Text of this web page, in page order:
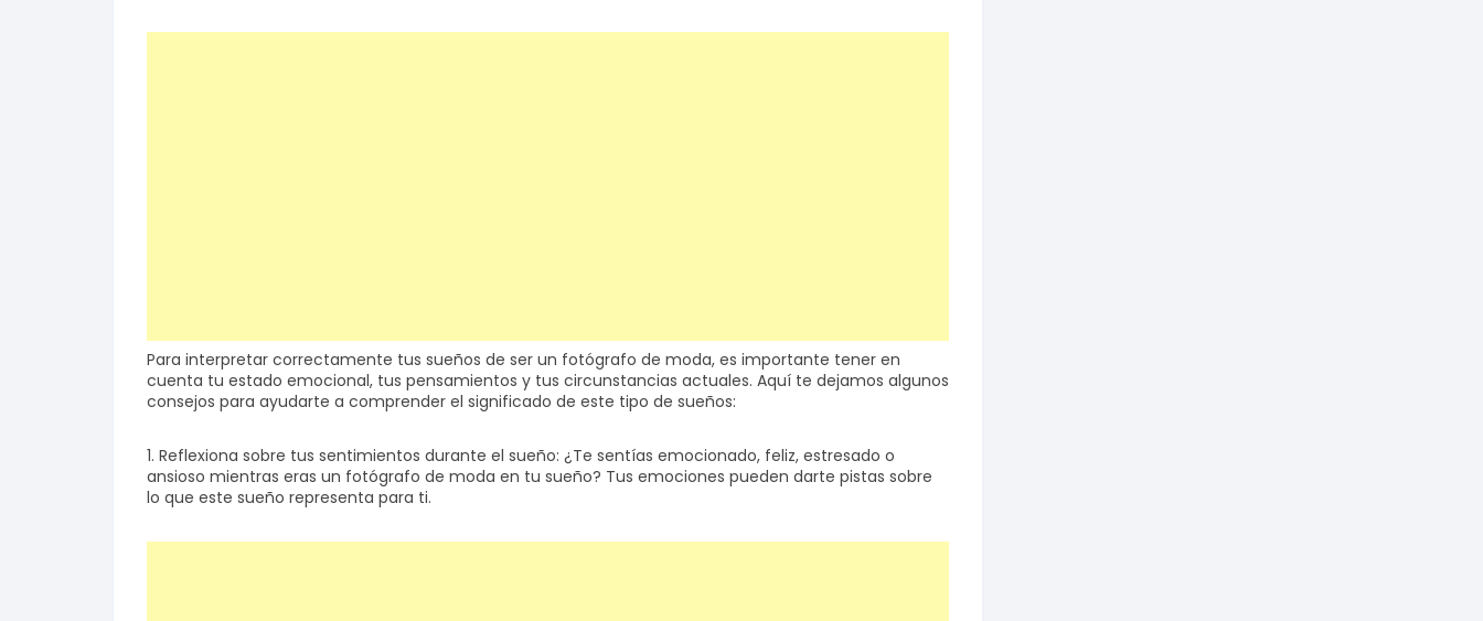
Para interpretar correctamente tus sueños de ser un fotógrafo de moda, es importante tener en
cuenta tu estado emocional, tus pensamientos y tus circunstancias actuales. Aquí te dejamos algunos
consejos para ayudarte a comprender el significado de este tipo de sueños:
1. Reflexiona sobre tus sentimientos durante el sueño: ¿Te sentías emocionado, feliz, estresado o
ansioso mientras eras un fotógrafo de moda en tu sueño? Tus emociones pueden darte pistas sobre
lo que este sueño representa para ti.